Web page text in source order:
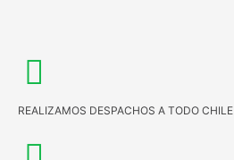
REALIZAMOS DESPACHOS A TODO CHILE